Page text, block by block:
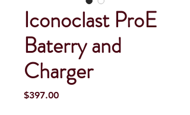
Iconoclast ProE
Baterry and
Charger
$397.00Precio